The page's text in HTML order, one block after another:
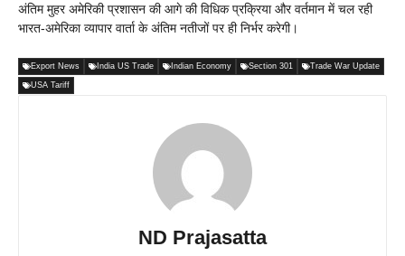
अंतिम मुहर अमेरिकी प्रशासन की आगे की विधिक प्रक्रिया और वर्तमान में चल रही
भारत-अमेरिका व्यापार वार्ता के अंतिम नतीजों पर ही निर्भर करेगी।
Export News India US Trade Indian Economy Section 301 Trade War Update
USA Tariff
ND Prajasatta